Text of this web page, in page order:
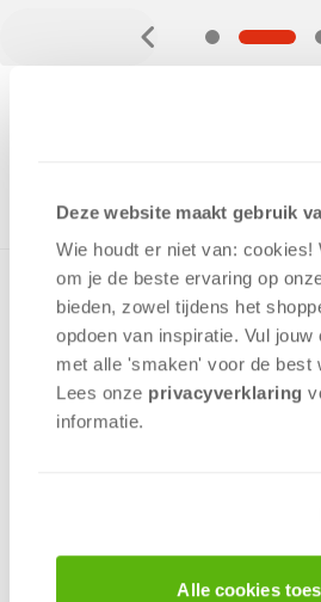
Deze website maakt gebruik
Wie houdt er niet van: cookies!
om je de beste ervaring op
bieden, zowel tijdens het
opdoen van inspiratie. Vul
met alle 'smaken' voor de best
Lees onze privacyverklaring
informatie.
Alle cookies
ONTVANG 190
Een puzzel van Schmidt Spiele is
om de hectiek van alledag achter je
voor stukje nieuwe energie op te
hetzelfde: Schmidt-puzzels zijn met
aan vormen en levendige kleuren
bijzonder fijn snijgereedschap past
v.a. 12 jaar